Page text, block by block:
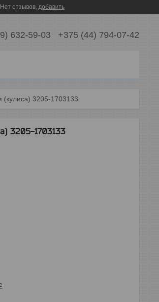
Нет отзывов, добавить
632-59-03 +375 (44) 794-07-42
(кулиса) 3205-1703133
3205-1703133